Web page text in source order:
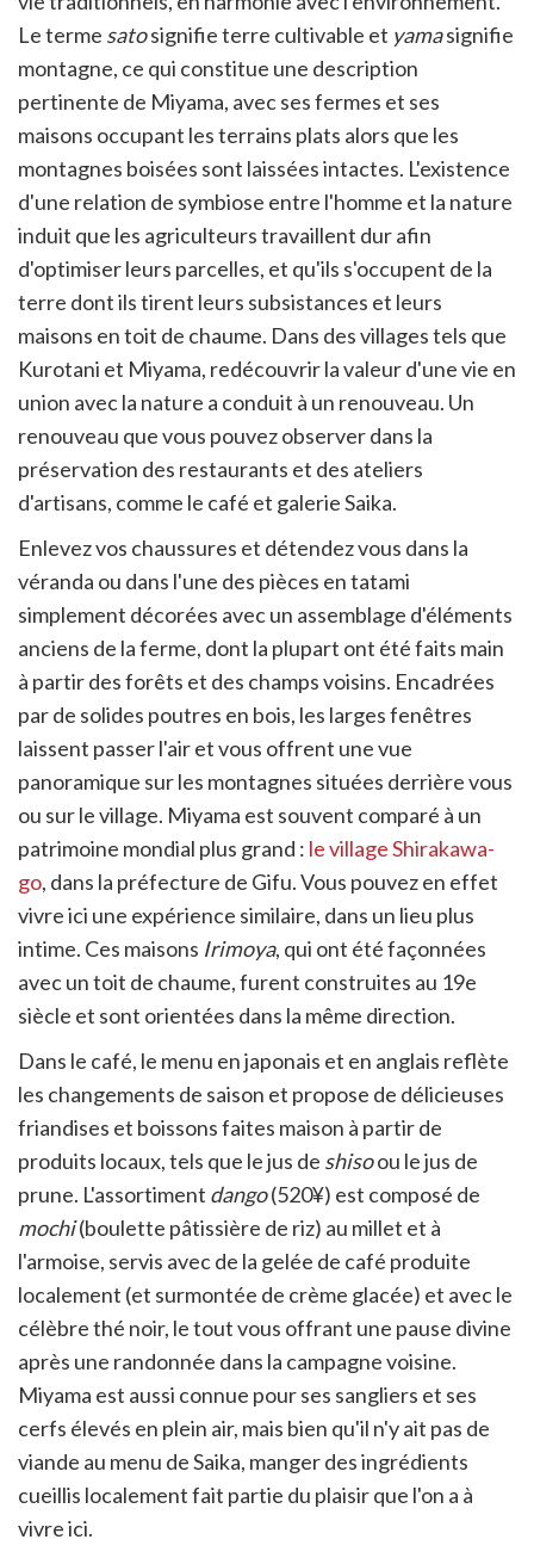
Le terme satosignifie terre cultivable et yamasignifie
montagne, ce qui constitue une description
pertinente de Miyama, avec ses fermes et ses
maisons occupant les terrains plats alors que les
montagnes boisées sont laissées intactes. L'existence
d'une relation de symbiose entre l'homme et la nature
induit que les agriculteurs travaillent dur afin
d'optimiser leurs parcelles, et qu'ils s'occupent de la
terre dont ils tirent leurs subsistances et leurs
maisons en toit de chaume. Dans des villages tels que
Kurotani et Miyama, redécouvrir la valeur d'une vie en
union avec la nature a conduit à un renouveau. Un
renouveau que vous pouvez observer dans la
préservation des restaurants et des ateliers
d'artisans, comme le café et galerie Saika.
Enlevez vos chaussures et détendez vous dans la
véranda ou dans l'une des pièces en tatami
simplement décorées avec un assemblage d'éléments
anciens de la ferme, dont la plupart ont été faits main
à partir des forêts et des champs voisins. Encadrées
par de solides poutres en bois, les larges fenêtres
laissent passer l'air et vous offrent une vue
panoramique sur les montagnes situées derrière vous
ou sur le village. Miyama est souvent comparé à un
patrimoine mondial plus grand : le village Shirakawa-
go, dans la préfecture de Gifu. Vous pouvez en effet
vivre ici une expérience similaire, dans un lieu plus
intime. Ces maisons Irimoya, qui ont été façonnées
avec un toit de chaume, furent construites au 19e
siècle et sont orientées dans la même direction.
Dans le café, le menu en japonais et en anglais reflète
les changements de saison et propose de délicieuses
friandises et boissons faites maison à partir de
produits locaux, tels que le jus de shisoou le jus de
prune. L'assortiment dango(520¥) est composé de
mochi(boulette pâtissière de riz) au millet et à
l'armoise, servis avec de la gelée de café produite
localement (et surmontée de crème glacée) et avec le
célèbre thé noir, le tout vous offrant une pause divine
après une randonnée dans la campagne voisine.
Miyama est aussi connue pour ses sangliers et ses
cerfs élevés en plein air, mais bien qu'il n'y ait pas de
viande au menu de Saika, manger des ingrédients
cueillis localement fait partie du plaisir que l'on a à
vivre ici.